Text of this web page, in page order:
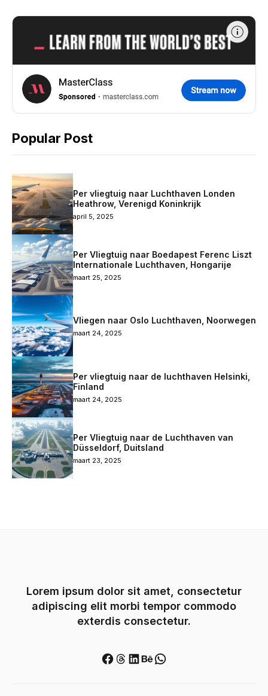
Popular Post
Per vliegtuig naar Luchthaven Londen
Heathrow, Verenigd Koninkrijk
april 5, 2025
Per Vliegtuig naar Boedapest Ferenc Liszt
Internationale Luchthaven, Hongarije
maart 25, 2025
Vliegen naar Oslo Luchthaven, Noorwegen
maart 24, 2025
Per vliegtuig naar de luchthaven Helsinki,
Finland
maart 24, 2025
Per Vliegtuig naar de Luchthaven van
Düsseldorf, Duitsland
maart 23, 2025
Lorem ipsum dolor sit amet, consectetur
adipiscing elit morbi tempor commodo
exterdis consectetur.
Facebook
Threads
LinkedIn
Behance
WhatsApp